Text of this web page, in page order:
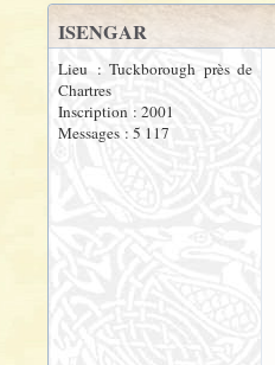
ISENGAR
Lieu : Tuckborough près de
Chartres
Inscription : 2001
Messages : 5 117